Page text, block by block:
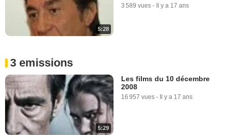
5:28
3 589 vues - Il y a 17 ans
3 emissions
5:29
Les films du 10 décembre
2008
16 957 vues - Il y a 17 ans